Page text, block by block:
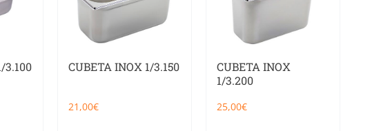
3.100 CUBETA INOX 1/3.150
21,00€
CUBETA INOX
1/3.200
25,00€